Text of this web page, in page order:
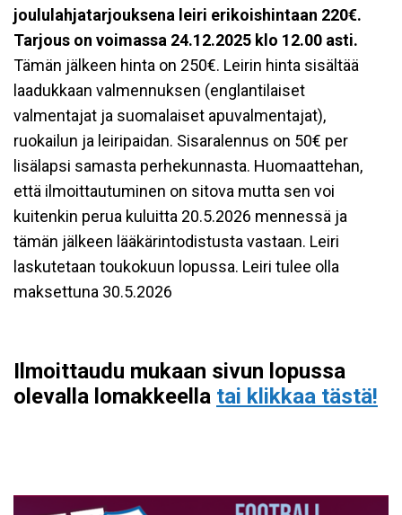
joululahjatarjouksena leiri erikoishintaan 220€.
Tarjous on voimassa 24.12.2025 klo 12.00 asti.
Tämän jälkeen hinta on 250€. Leirin hinta sisältää
laadukkaan valmennuksen (englantilaiset
valmentajat ja suomalaiset apuvalmentajat),
ruokailun ja leiripaidan. Sisaralennus on 50€ per
lisälapsi samasta perhekunnasta. Huomaattehan,
että ilmoittautuminen on sitova mutta sen voi
kuitenkin perua kuluitta 20.5.2026 mennessä ja
tämän jälkeen lääkärintodistusta vastaan. Leiri
laskutetaan toukokuun lopussa. Leiri tulee olla
maksettuna 30.5.2026
Ilmoittaudu mukaan sivun lopussa
olevalla lomakkeella tai klikkaa tästä!